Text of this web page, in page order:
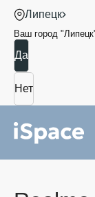
Липецк
Ваш город "Липецк